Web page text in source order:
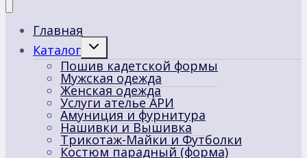
Главная
Каталог
Переключить
меню
Пошив кадетской формы
Мужская одежда
Женская одежда
Услуги ателье АРИ
Амуниция и фурнитура
Нашивки и Вышивка
Трикотаж-Майки и Футболки
Костюм парадный (форма)